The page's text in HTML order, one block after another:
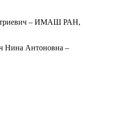
– ИМАШ РАН,
Нина Антоновна –